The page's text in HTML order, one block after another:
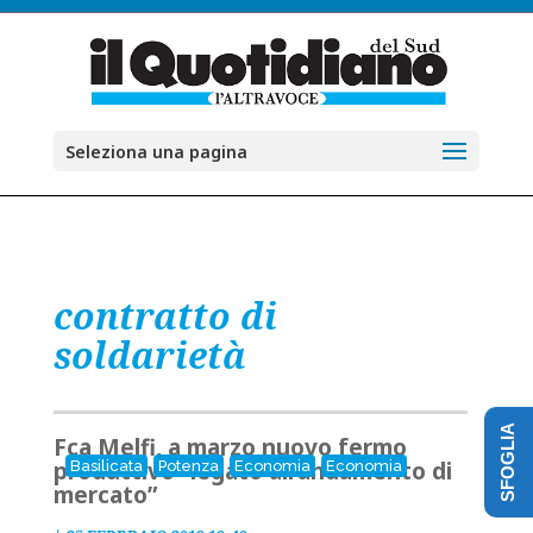
Seleziona una pagina
contratto di
soldarietà
Basilicata Potenza Economia Economia
Fca Melfi, a marzo nuovo fermo
produttivo “legato all’andamento di
mercato” SFOGLIA